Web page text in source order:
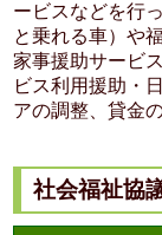
ービスなどを行
と乗れる車）や
家事援助サービ
ビス利用援助・
アの調整、貸金
社会福祉協